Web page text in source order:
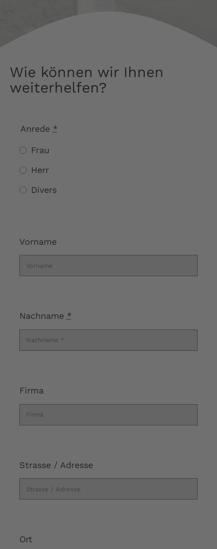
Kontakt
Wie können wir Ihnen
weiterhelfen?
Anrede *
Frau
Herr
Divers
Vorname
Nachname *
Firma
Strasse / Adresse
Ort